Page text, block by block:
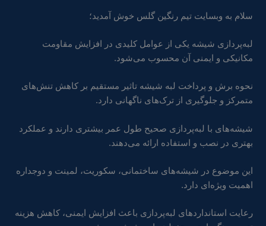
سلام به وبسایت تیم رنگین گلس خوش آمدید؛
لبه‌پردازی شیشه یکی از عوامل کلیدی در افزایش مقاومت
مکانیکی و ایمنی آن محسوب می‌شود.
نحوه برش و پرداخت لبه شیشه تاثیر مستقیم بر کاهش تنش‌های
متمرکز و جلوگیری از ترک‌های ناگهانی دارد.
شیشه‌های با لبه‌پردازی صحیح طول عمر بیشتری دارند و عملکرد
بهتری در نصب و استفاده ارائه می‌دهند.
این موضوع در شیشه‌های ساختمانی، سکوریت، لمینت و دوجداره
اهمیت ویژه‌ای دارد.
رعایت استانداردهای لبه‌پردازی باعث افزایش ایمنی، کاهش هزینه